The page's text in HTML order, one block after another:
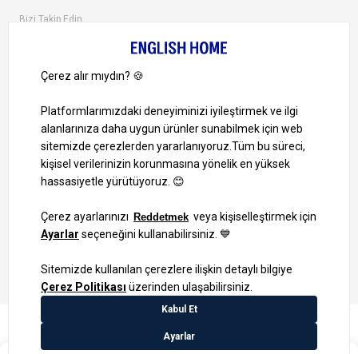
Bizi Takip Edin
1000 TL ve Üzeri Alışverişlerinizde Kargo Bedava!
Bilgi Toplum Hizmetleri
KVKK Veri İşleme Politikamız
Site Haritası